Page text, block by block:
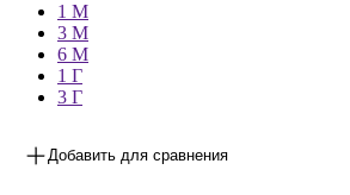
1 М
3 М
6 М
1 Г
3 Г
Добавить для сравнения